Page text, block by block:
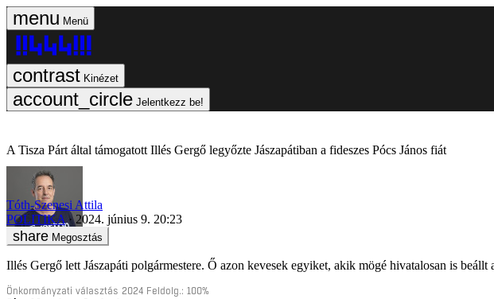
Menü
Kinézet
Jelentkezz be!
A Tisza Párt által támogatott Illés Gergő legyőzte Jászapátiban a fideszes Pócs János fiát
Tóth-Szenesi Attila
POLITIKA
2024. június 9. 20:23
Megosztás
Illés Gergő lett Jászapáti polgármestere. Ő azon kevesek egyiket, akik mögé hivatalosan is
Önkormányzati választás 2024 Feldolg.: 100%